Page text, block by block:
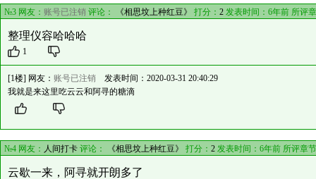
№3 网友： 账号已注销 评论： 《相思坟上种红豆》 打分： 2 发表时间：6年前 所评
整理仪容哈哈哈
1
[1楼] 网友： 账号已注销 发表时间：2020-03-31 20:40:29
我就是来这里吃云云和阿寻的糖滴
№4 网友： 人间打卡 评论： 《相思坟上种红豆》 打分： 2 发表时间：6年前 所评章
云歇一来，阿寻就开朗多了